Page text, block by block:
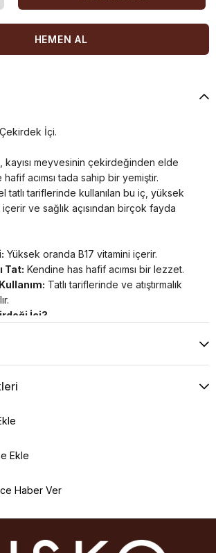
Çekirdek İçi.
kayısı meyvesinin çekirdeğinden elde
acımsı tada sahip bir yemiştir.
tatlı tariflerinde kullanılan bu iç, yüksek
ve sağlık açısından birçok fayda
Yüksek oranda B17 vitamini içerir.
Tat: Kendine has hafif acımsı bir lezzet.
Tatlı tariflerinde ve atıştırmalık
İçi?
için idealdir. Doğal yapısı ve
Ekle
Haber Ver